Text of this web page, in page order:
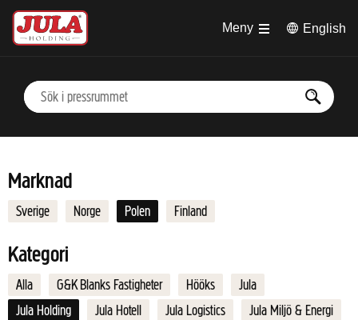
Hoppa till huvudinnehåll
Meny
English
Marknad
Sverige Norge Polen Finland
Kategori
Alla G&K Blanks Fastigheter Hööks
Jula
Jula Holding
Jula Hotell Jula Logistics
Jula Miljö & Energi